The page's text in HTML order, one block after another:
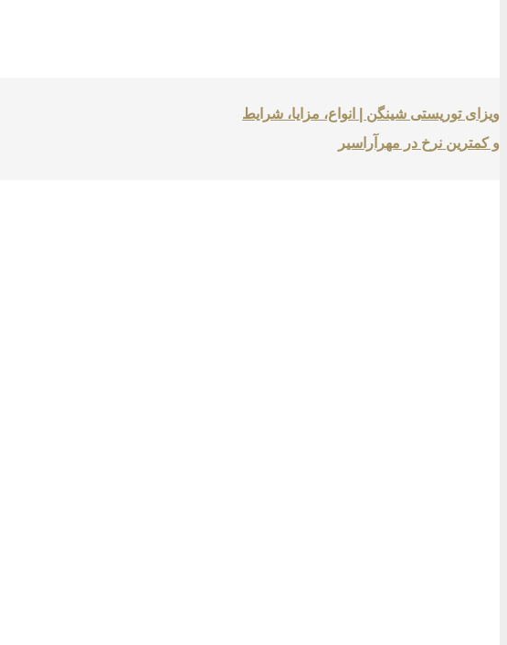
ویزای توریستی شینگن | انواع، مزایا، شرایط
و کمترین نرخ در مهرآراسیر